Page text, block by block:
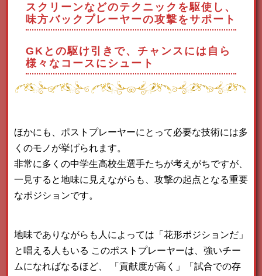
スクリーンなどのテクニックを駆使し、
味方バックプレーヤーの攻撃をサポート
GKとの駆け引きで、チャンスには自ら
様々なコースにシュート
ほかにも、ポストプレーヤーにとって必要な技術には多
くのモノが挙げられます。
非常に多くの中学生高校生選手たちが考えがちですが、
一見すると地味に見えながらも、攻撃の起点となる重要
なポジションです。
地味でありながらも人によっては「花形ポジションだ」
と唱える人もいる このポストプレーヤーは、強いチー
ムになればなるほど、
「貢献度が高く」「試合での存